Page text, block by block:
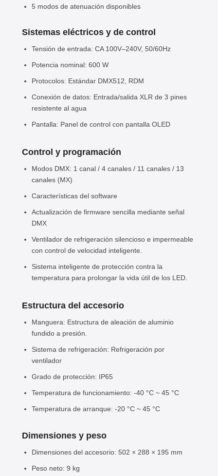
5 modos de atenuación disponibles
Sistemas eléctricos y de control
Tensión de entrada: CA 100V–240V, 50/60Hz
Potencia nominal: 600 W
Protocolos: Estándar DMX512, RDM
Conexión de datos: Entrada/salida XLR de 3 pines
resistente al agua
Pantalla: Panel de control con pantalla OLED
Control y programación
Modos DMX: 1 canal / 4 canales / 11 canales / 13
canales (MX)
Características del software
Actualización de firmware sencilla mediante señal
DMX
Ventilador de refrigeración silencioso e impermeable
con control de velocidad inteligente.
Sistema inteligente de protección contra la
temperatura para prolongar la vida útil de los LED.
Estructura del accesorio
Manguera: Estructura de aleación de aluminio
fundido a presión.
Sistema de refrigeración: Refrigeración por
ventilador
Grado de protección: IP65
Temperatura de funcionamiento: -40 °C ~ 45 °C
Temperatura de arranque: -20 °C ~ 45 °C
Dimensiones y peso
Dimensiones del accesorio: 502 × 288 × 195 mm
Peso neto: 9 kg